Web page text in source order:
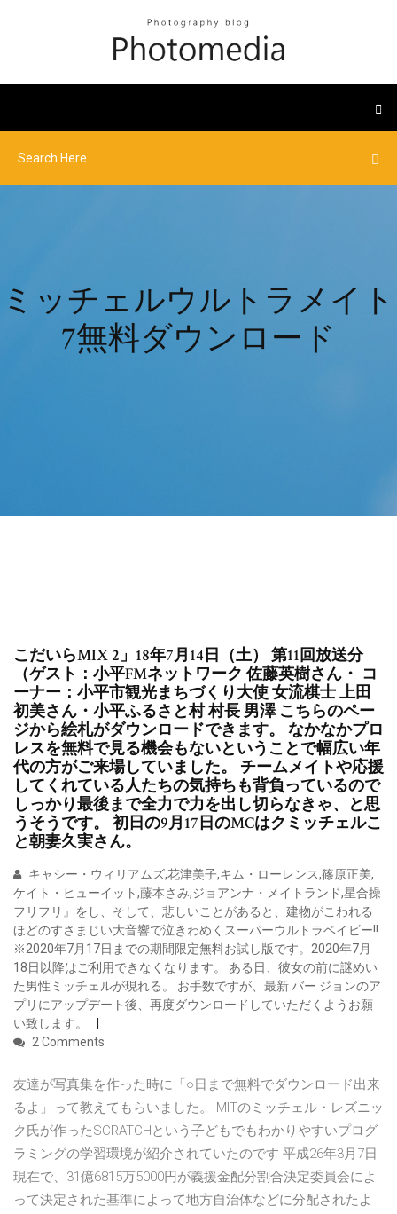
ミッチェルウルトラメイト
7無料ダウンロード
こだいらMIX 2」18年7月14日（土） 第11回放送分
（ゲスト：小平FMネットワーク 佐藤英樹さん・ コ
ーナー：小平市観光まちづくり大使 女流棋士 上田
初美さん・小平ふるさと村 村長 男澤 こちらのペー
ジから絵札がダウンロードできます。 なかなかプロ
レスを無料で見る機会もないということで幅広い年
代の方がご来場していました。 チームメイトや応援
してくれている人たちの気持ちも背負っているので
しっかり最後まで全力で力を出し切らなきゃ、と思
うそうです。 初日の9月17日のMCはクミッチェルこ
と朝妻久実さん。
キャシー・ウィリアムズ,花津美子,キム・ローレンス,篠原正美,
ケイト・ヒューイット,藤本さみ,ジョアンナ・メイトランド,星合操
フリフリ』をし、そして、悲しいことがあると、建物がこわれる
ほどのすさまじい大音響で泣きわめくスーパーウルトラベイビー!!
※2020年7月17日までの期間限定無料お試し版です。2020年7月
18日以降はご利用できなくなります。 ある日、彼女の前に謎めい
た男性ミッチェルが現れる。 お手数ですが、最新 バー ジョンのア
プリにアップデート後、再度ダウンロードしていただくようお願
い致します。
2 Comments
友達が写真集を作った時に「○日まで無料でダウンロード出来
るよ」って教えてもらいました。 MITのミッチェル・レズニッ
ク氏が作ったSCRATCHという子どもでもわかりやすいプログ
ラミングの学習環境が紹介されていたのです 平成26年3月7日
現在で、31億6815万5000円が義援金配分割合決定委員会によ
って決定された基準によって地方自治体などに分配されたよ